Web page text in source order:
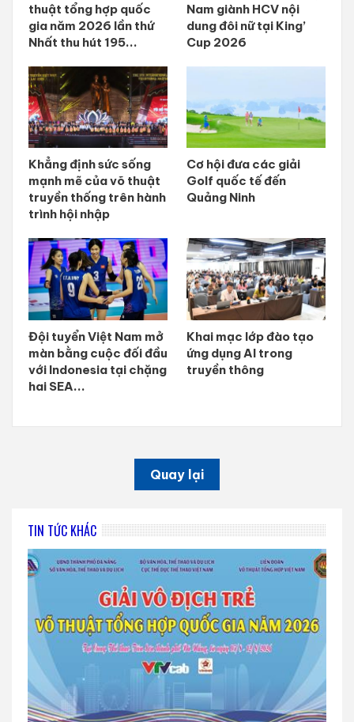
thuật tổng hợp quốc
gia năm 2026 lần thứ
Nhất thu hút 195...
Nam giành HCV nội
dung đôi nữ tại King’
Cup 2026
Khẳng định sức sống
mạnh mẽ của võ thuật
truyền thống trên hành
trình hội nhập
Cơ hội đưa các giải
Golf quốc tế đến
Quảng Ninh
Đội tuyển Việt Nam mở
màn bằng cuộc đối đầu
với Indonesia tại chặng
hai SEA...
Khai mạc lớp đào tạo
ứng dụng AI trong
truyền thông
Quay lại
TIN TỨC KHÁC